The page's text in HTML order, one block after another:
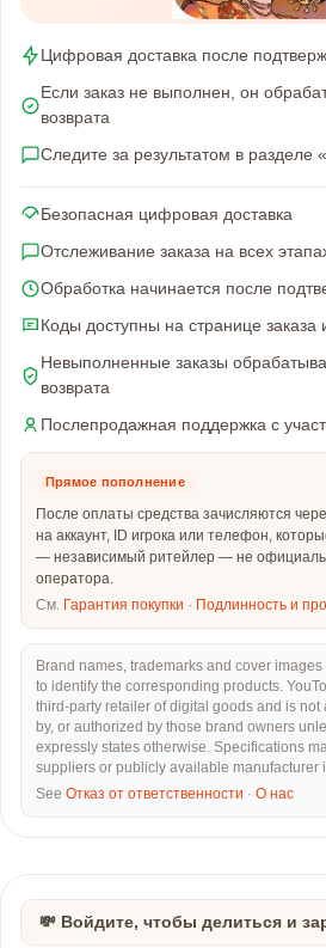
Цифровая доставка после
Если заказ не выполнен, он
возврата
Следите за результатом в разделе
Безопасная цифровая доставка
Отслеживание заказа на всех
Обработка начинается после
Коды доступны на странице заказа
Невыполненные заказы
возврата
Послепродажная поддержка с
Прямое пополнение
После оплаты средства зачисляются
на аккаунт, ID игрока или телефон,
— независимый ритейлер — не
оператора.
См. Гарантия покупки · Подлинность и
Brand names, trademarks and cover
to identify the corresponding products.
third-party retailer of digital goods and is not
by, or authorized by those brand owners
expressly states otherwise. Specifications
suppliers or publicly available manufacturer
See Отказ от ответственности · О нас
💸 Войдите, чтобы делиться и